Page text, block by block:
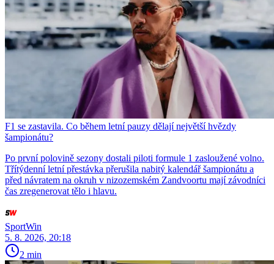
F1 se zastavila. Co během letní pauzy dělají největší hvězdy
šampionátu?
Po první polovině sezony dostali piloti formule 1 zasloužené volno.
Třítýdenní letní přestávka přerušila nabitý kalendář šampionátu a
před návratem na okruh v nizozemském Zandvoortu mají závodníci
čas zregenerovat tělo i hlavu.
SportWin
5. 8. 2026, 20:18
2 min